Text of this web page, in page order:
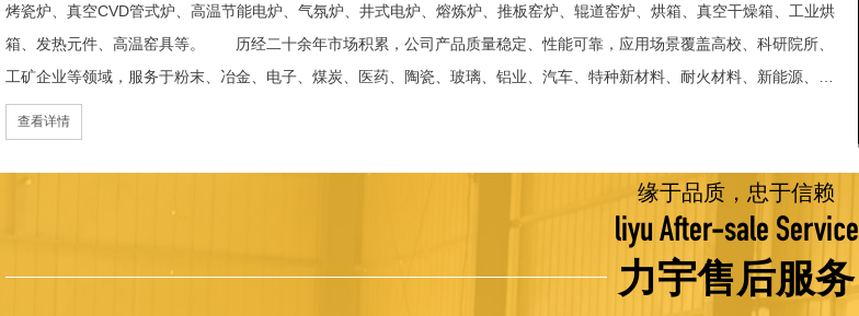
烤瓷炉、真空CVD管式炉、高温节能电炉、气氛炉、井式电炉、熔炼炉、推板窑炉、辊道窑炉、烘箱、真空干燥箱、工业烘
箱、发热元件、高温窑具等。 历经二十余年市场积累，公司产品质量稳定、性能可靠，应用场景覆盖高校、科研院所、
工矿企业等领域，服务于粉末、冶金、电子、煤炭、医药、陶瓷、玻璃、铝业、汽车、特种新材料、耐火材料、新能源、航
天航空、化工、金属烧结及金属热处理等行业，产品覆盖国内多省市，并出口至海外多个国家和地区。 近年来，公司通
过理念更新、体制机制优化与科技创新，于2015年通过ISO 9001:2015质量管理体系认证，主营业务收入保持稳步增长，国
内市场份额稳步提升，并获得质量诚信AAA 级企业荣誉证书。 在产品技术方面，公司坚持精益求精、持续创新，自主
研发LYL系列节能精密型智能化电炉、窑炉产品，多项产品通过相关权威认证。产品具备升温快、节能效果显著、温控精
准、智能自动化程度高、运行稳定、保温性能优良、全程电脑控制、可编程自动升降温及保温、炉体表面温度接近室温等特
点；产品安全方面，已通过欧盟CE认证。 公司凭借技术积累与产品优势，获得多项官方资质认定：高新 技术企业、科
技型中小企业、洛阳市企业研发中心（证书编号：202207080）、河南省专精特新企业。 我们坚持以科技促生产，
查看详情
缘于品质，忠于信赖
liyu After-sale Service
力宇售后服务